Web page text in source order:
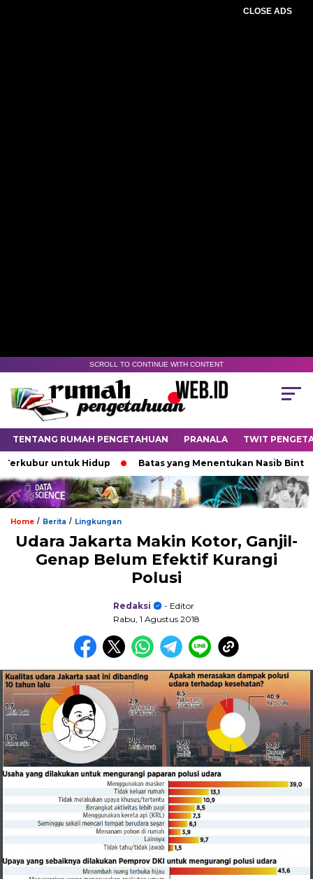
CLOSE ADS
SCROLL TO CONTINUE WITH CONTENT
TENTANG RUMAH PENGETAHUAN PRANALA TWIT
untuk Hidup Batas yang Menentukan Nasib Bintang
Home / Berita / Lingkungan
Udara Jakarta Makin Kotor, Ganjil-
Genap Belum Efektif Kurangi
Polusi
Redaksi
- Editor
Rabu, 1 Agustus 2018